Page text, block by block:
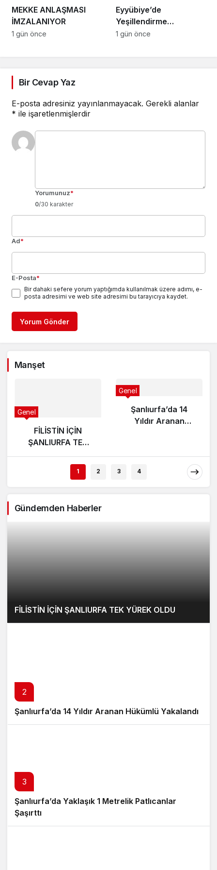
MEKKE ANLAŞMASI
İMZALANIYOR
1 gün önce
Eyyübiye’de
Yeşillendirme
Çalışmaları Hız
1 gün önce
Bir Cevap Yaz
E-posta adresiniz yayınlanmayacak. Gerekli alanlar
* ile işaretlenmişlerdir
Yorumunuz*
0/30 karakter
Ad*
E-Posta*
Bir dahaki sefere yorum yaptığımda kullanılmak üzere adımı, e-
posta adresimi ve web site adresimi bu tarayıcıya kaydet.
Yorum Gönder
Manşet
Genel
FİLİSTİN İÇİN
ŞANLIURFA TEK
YÜREK OLDU
Genel
Şanlıurfa’da 14
Yıldır Aranan
1 2 3 4
Gündemden Haberler
FİLİSTİN İÇİN ŞANLIURFA TEK YÜREK OLDU
2
Şanlıurfa’da 14 Yıldır Aranan Hükümlü Yakalandı
3
Şanlıurfa’da Yaklaşık 1 Metrelik Patlıcanlar
Şaşırttı